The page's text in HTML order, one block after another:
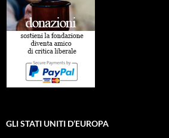
GLI STATI UNITI D’EUROPA